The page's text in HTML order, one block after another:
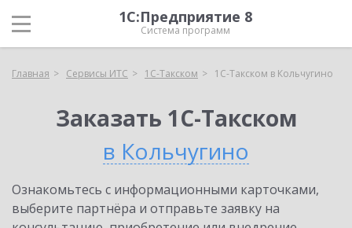
1С:Предприятие 8
Система программ
Главная Сервисы ИТС 1С-Такском 1С-Такском в Кольчугино
Заказать 1С-Такском
в Кольчугино
Ознакомьтесь с информационными карточками,
выберите партнёра и отправьте заявку на